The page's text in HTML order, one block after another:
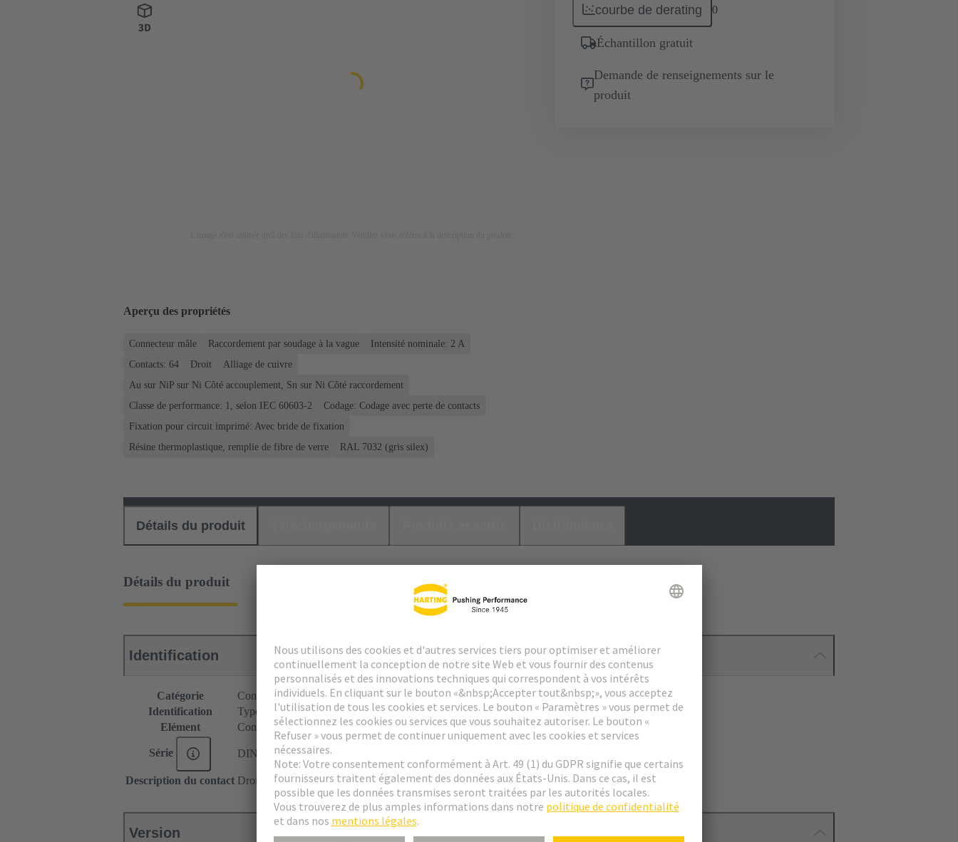
courbe de derating 0
Échantillon gratuit
Demande de renseignements sur le
produit
Aperçu des propriétés
Connecteur mâle Raccordement par soudage à la vague
Intensité nominale: ‌2 A
Contacts: 64
Droit
Alliage de cuivre
Au sur NiP sur Ni Côté accouplement, Sn sur Ni Côté raccordement
Classe de performance: 1, selon IEC 60603-2
Codage: Codage avec perte de contacts
Fixation pour circuit imprimé: Avec bride de fixation
Résine thermoplastique, remplie de fibre de verre
RAL 7032 (gris silex)
Détails du produit
Détails du produit
Identification
Catégorie
Connecteurs
Identification
Type C
Elément
Connecteur mâle
Série DIN 41612
Description du contact Droit
Version